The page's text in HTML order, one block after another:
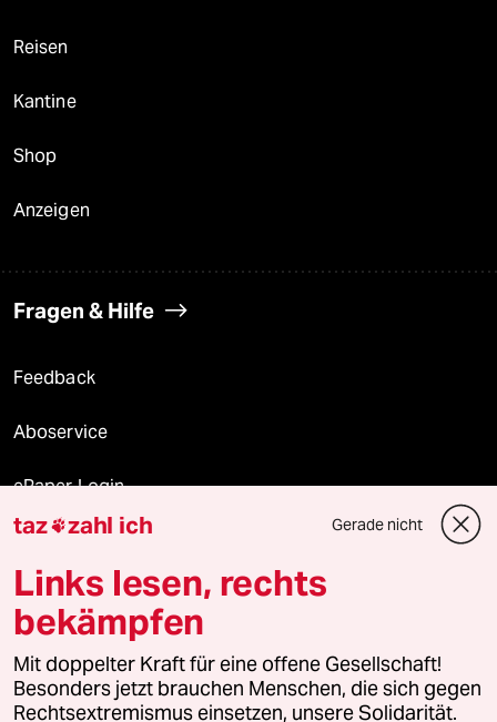
Reisen
Kantine
Shop
Anzeigen
Fragen & Hilfe
Feedback
Aboservice
ePaper Login
Downloads für Abonnierende
© 2026 taz Verlags und Vertriebs GmbH
Alle Rechte vorbehalten. Bei rechtlichen Fragen oder für Genehmigungen
wenden Sie sich bitte an
lizenzen@taz.de
taz zahl ich Gerade nicht
Links lesen, rechts
bekämpfen
Mit doppelter Kraft für eine offene Gesellschaft!
Besonders jetzt brauchen Menschen, die sich gegen
Rechtsextremismus einsetzen, unsere Solidarität.